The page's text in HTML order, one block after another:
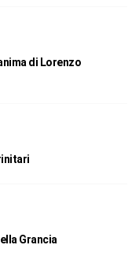
di Lorenzo
Grancia